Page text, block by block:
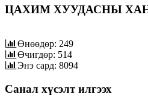
ЦАХИМ ХУУДАСНЫ
Өнөөдөр: 249
Өчигдөр: 514
Энэ сард: 8094
Санал хүсэлт илгээх